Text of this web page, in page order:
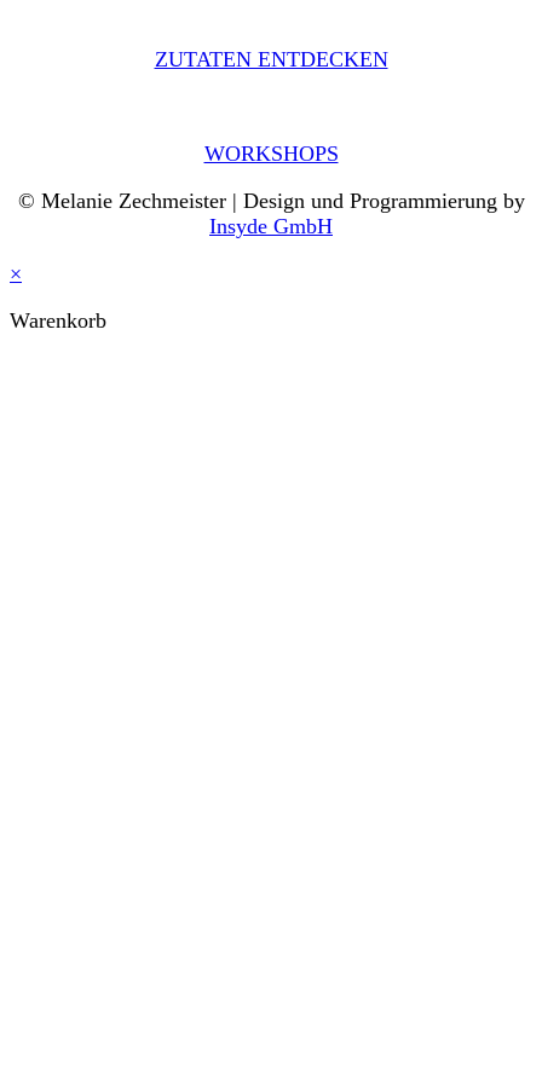
ZUTATEN ENTDECKEN
WORKSHOPS
© Melanie Zechmeister | Design und Programmierung by
Insyde GmbH
×
Warenkorb